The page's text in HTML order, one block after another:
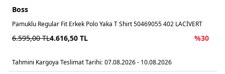
Boss
Pamuklu Regular Fit Erkek Polo Yaka T Shirt 50469055 402 LACİVERT
6.595,00TL4.616,50 TL %30
Tahmini Kargoya Teslimat Tarihi: 07.08.2026 - 10.08.2026